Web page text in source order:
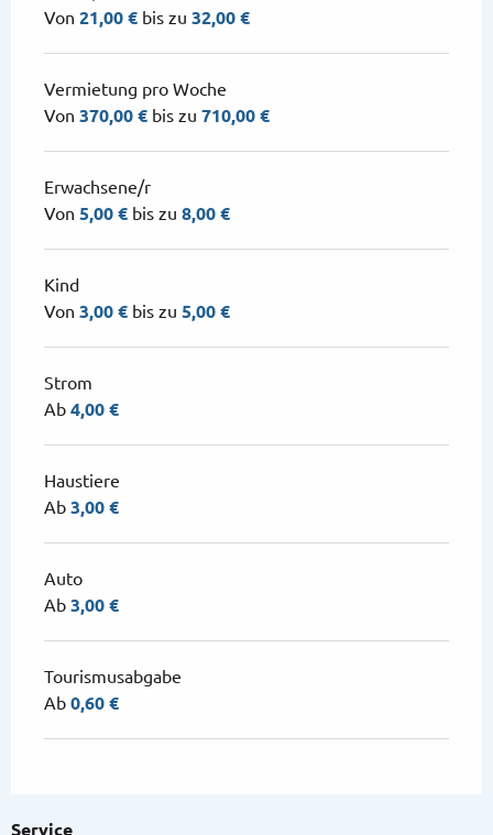
Service
Von 21,00 € bis zu 32,00 €
Vermietung pro Woche
Von 370,00 € bis zu 710,00 €
Erwachsene/r
Von 5,00 € bis zu 8,00 €
Kind
Von 3,00 € bis zu 5,00 €
Strom
Ab 4,00 €
Haustiere
Ab 3,00 €
Auto
Ab 3,00 €
Tourismusabgabe
Ab 0,60 €